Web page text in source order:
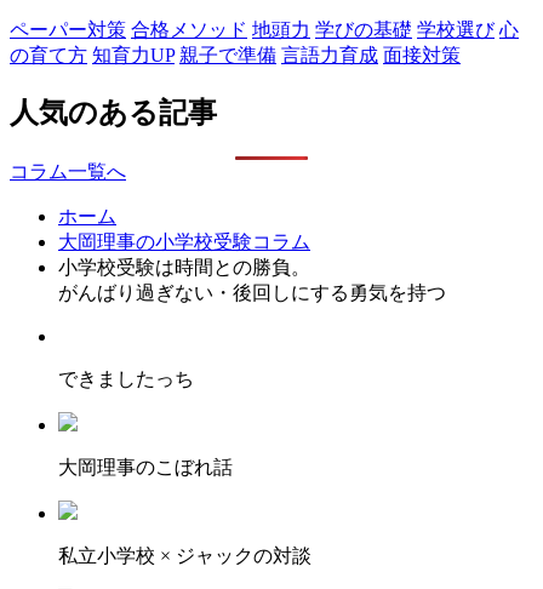
ペーパー対策 合格メソッド 地頭力 学びの基礎 学校選び 心
の育て方 知育力UP 親子で準備 言語力育成 面接対策
人気のある記事
コラム一覧へ
ホーム
大岡理事の小学校受験コラム
小学校受験は時間との勝負。
がんばり過ぎない・後回しにする勇気を持つ
できましたっち
大岡理事のこぼれ話
私立小学校 × ジャックの対談